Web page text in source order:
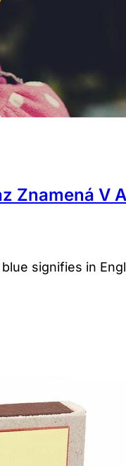
Znamená V
signifies in